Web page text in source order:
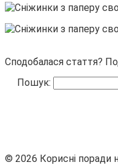
Сподобалася стаття?
Пошук:
© 2026 Корисні поради